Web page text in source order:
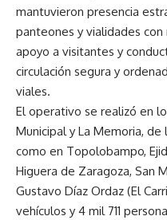
mantuvieron presencia
panteones y vialidades
apoyo a visitantes y
circulación segura y
viales.
El operativo se realizó en
Municipal y La Memoria, de
como en Topolobampo,
Higuera de Zaragoza, San
Gustavo Díaz Ordaz (El
vehículos y 4 mil 711